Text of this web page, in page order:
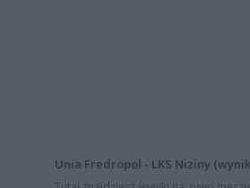
Unia Fredropol - LKS Niziny